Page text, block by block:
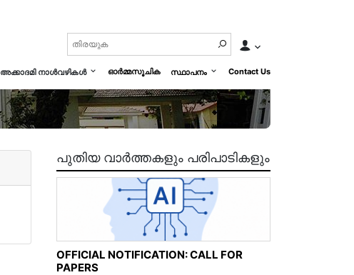
അക്കാദമി നാൾവഴികൾ ഓർമ്മസൂചിക സ്ഥാപനം Contact Us
പുതിയ വാർത്തകളും പരിപാടികളും
OFFICIAL NOTIFICATION: CALL FOR
PAPERS